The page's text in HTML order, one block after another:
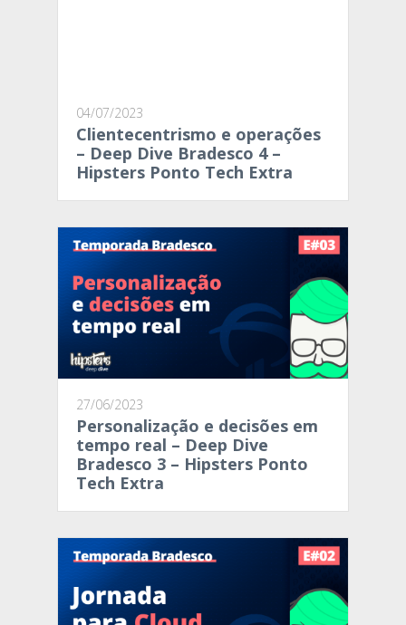
04/07/2023
Clientecentrismo e operações
– Deep Dive Bradesco 4 –
Hipsters Ponto Tech Extra
27/06/2023
Personalização e decisões em
tempo real – Deep Dive
Bradesco 3 – Hipsters Ponto
Tech Extra